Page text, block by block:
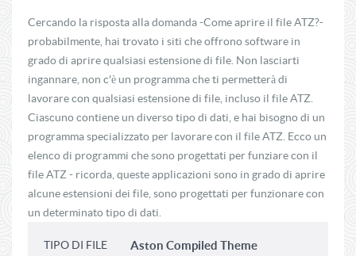
Cercando la risposta alla domanda -Come aprire il file ATZ?-
probabilmente, hai trovato i siti che offrono software in
grado di aprire qualsiasi estensione di file. Non lasciarti
ingannare, non c'è un programma che ti permetterà di
lavorare con qualsiasi estensione di file, incluso il file ATZ.
Ciascuno contiene un diverso tipo di dati, e hai bisogno di un
programma specializzato per lavorare con il file ATZ. Ecco un
elenco di programmi che sono progettati per funziare con il
file ATZ - ricorda, queste applicazioni sono in grado di aprire
alcune estensioni dei file, sono progettati per funzionare con
un determinato tipo di dati.
TIPO DI FILE Aston Compiled Theme